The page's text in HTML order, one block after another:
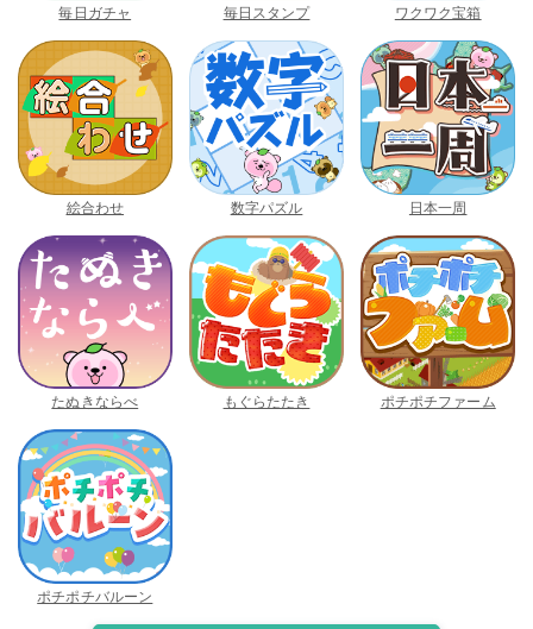
毎日ガチャ 毎日スタンプ ワクワク宝箱
絵合わせ 数字パズル 日本一周
たぬきならべ もぐらたたき ポチポチファーム
ポチポチバルーン